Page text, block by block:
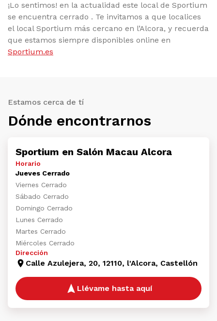
¡Lo sentimos! en la actualidad este local de Sportium
se encuentra cerrado . Te invitamos a que localices
el local Sportium más cercano en l’Alcora, y recuerda
que estamos siempre disponibles online en
Sportium.es
Estamos cerca de tí
Dónde encontrarnos
Sportium en Salón Macau Alcora
Horario
Jueves Cerrado
Viernes Cerrado
Sábado Cerrado
Domingo Cerrado
Lunes Cerrado
Martes Cerrado
Miércoles Cerrado
Dirección
Calle Azulejera, 20, 12110, l'Alcora, Castellón
Llévame hasta aquí